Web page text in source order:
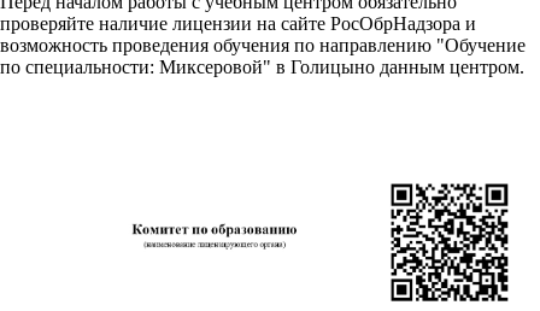
проверяйте наличие лицензии на сайте РосОбрНадзора и
возможность проведения обучения по направлению "Обучение
по специальности: Миксеровой" в Голицыно данным центром.